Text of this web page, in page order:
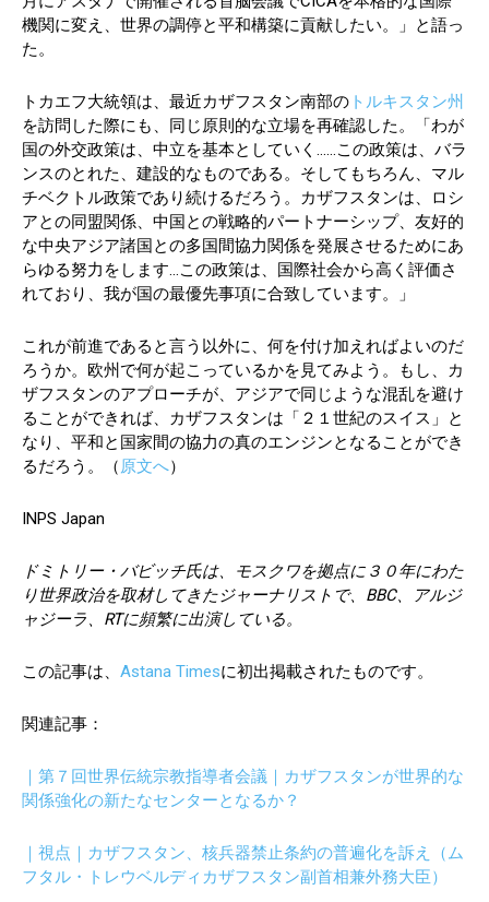
機関に変え、世界の調停と平和構築に貢献したい。」と語っ
た。
トカエフ大統領は、最近カザフスタン南部の トルキスタン州
を訪問した際にも、同じ原則的な立場を再確認した。「わが
国の外交政策は、中立を基本としていく……この政策は、バラ
ンスのとれた、建設的なものである。そしてもちろん、マル
チベクトル政策であり続けるだろう。カザフスタンは、ロシ
アとの同盟関係、中国との戦略的パートナーシップ、友好的
な中央アジア諸国との多国間協力関係を発展させるためにあ
らゆる努力をします…この政策は、国際社会から高く評価さ
れており、我が国の最優先事項に合致しています。」
これが前進であると言う以外に、何を付け加えればよいのだ
ろうか。欧州で何が起こっているかを見てみよう。もし、カ
ザフスタンのアプローチが、アジアで同じような混乱を避け
ることができれば、カザフスタンは「２１世紀のスイス」と
なり、平和と国家間の協力の真のエンジンとなることができ
るだろう。（原文へ）
INPS Japan
ドミトリー・バビッチ氏は、モスクワを拠点に３０年にわた
り世界政治を取材してきたジャーナリストで、BBC、アルジ
ャジーラ、RTに頻繁に出演している。
この記事は、 Astana Timesに初出掲載されたものです。
関連記事：
｜第７回世界伝統宗教指導者会議｜カザフスタンが世界的な
関係強化の新たなセンターとなるか？
｜視点｜カザフスタン、核兵器禁止条約の普遍化を訴え（ム
フタル・トレウベルディカザフスタン副首相兼外務大臣）